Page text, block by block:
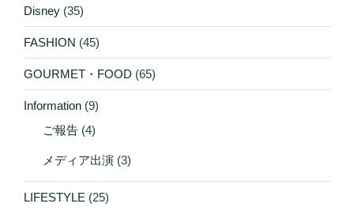
Disney (35)
FASHION (45)
GOURMET・FOOD (65)
Information (9)
ご報告 (4)
メディア出演 (3)
LIFESTYLE (25)